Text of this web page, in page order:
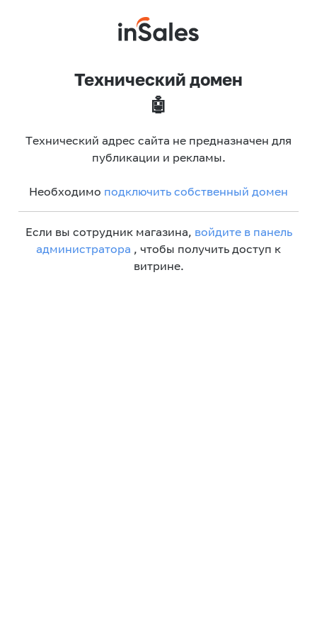
Технический домен
🤖
Технический адрес сайта не предназначен для
публикации и рекламы.
Необходимо подключить собственный домен
Если вы сотрудник магазина, войдите в панель
администратора , чтобы получить доступ к
витрине.